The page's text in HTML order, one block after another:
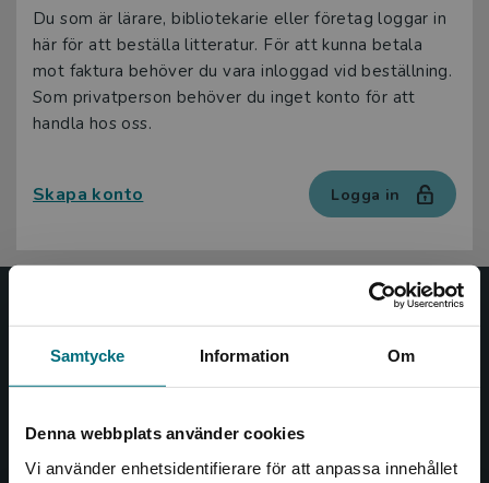
Samtycke Information Om
Denna webbplats använder cookies
Vi använder enhetsidentifierare för att anpassa innehållet
Du som är lärare, bibliotekarie eller företag loggar in
här för att beställa litteratur. För att kunna betala
mot faktura behöver du vara inloggad vid beställning.
Som privatperson behöver du inget konto för att
handla hos oss.
Skapa konto Logga in
Nypon och Vilja
Nypon och Vilja förlag ger ut böcker som väcker läslust
såväl barn som vuxna.
Nypon och Vilja förlag är en del av Studentlitteratur.